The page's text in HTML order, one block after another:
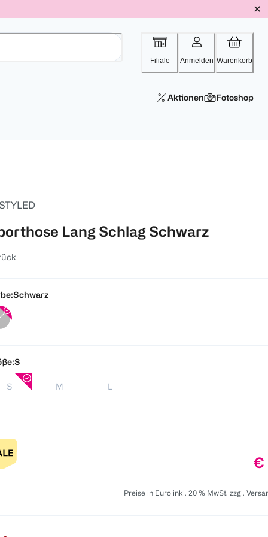
Filiale Anmelden Warenkorb
Aktionen Fotoshop
Lang Schlag Schwarz
Schwarz
S
S M L
€
Preise in Euro inkl. 20 % MwSt. zzgl.